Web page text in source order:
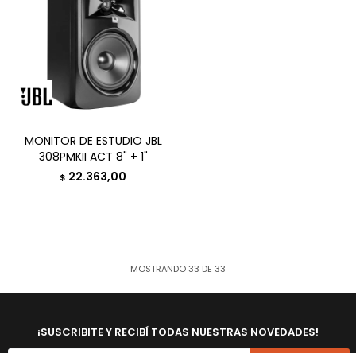
MONITOR DE ESTUDIO JBL
308PMKII ACT 8" + 1"
$ 22.363,00
MOSTRANDO33 DE 33
¡SUSCRIBITE Y RECIBÍ TODAS NUESTRAS NOVEDADES!